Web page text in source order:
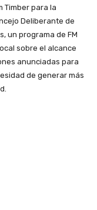
Timber para la
Deliberante de
un programa de FM
sobre el alcance
anunciadas para
de generar más